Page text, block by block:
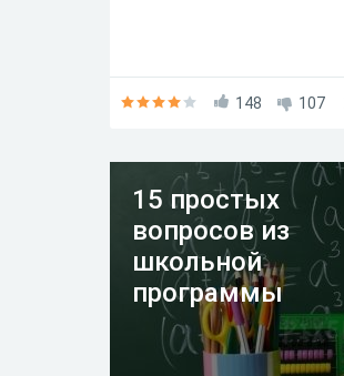
148 107
15 простых
вопросов из
школьной
программы